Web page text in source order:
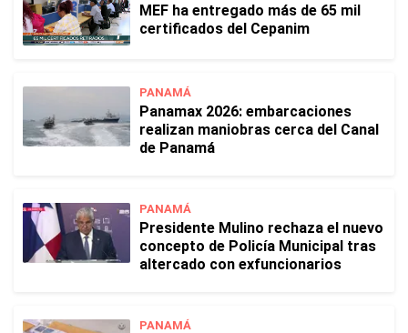
MEF ha entregado más de 65 mil
certificados del Cepanim
PANAMÁ
Panamax 2026: embarcaciones
realizan maniobras cerca del Canal
de Panamá
PANAMÁ
Presidente Mulino rechaza el nuevo
concepto de Policía Municipal tras
altercado con exfuncionarios
PANAMÁ